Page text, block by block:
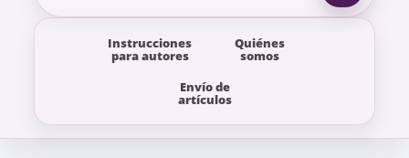
Instrucciones
para autores
Quiénes
somos
Envío de
artículos